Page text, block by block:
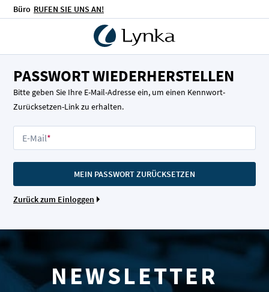
Büro RUFEN SIE UNS AN!
PASSWORT WIEDERHERSTELLEN
Bitte geben Sie Ihre E-Mail-Adresse ein, um einen Kennwort-
Zurücksetzen-Link zu erhalten.
E-Mail
MEIN PASSWORT ZURÜCKSETZEN
Zurück zum Einloggen
NEWSLETTER